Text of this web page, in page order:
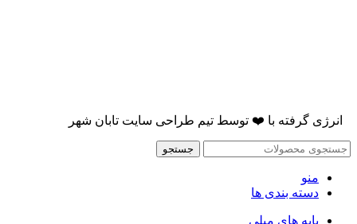
انرژی گرفته با ❤️ توسط تیم طراحی سایت تابان شهر
جستجو
منو
دسته بندی ها
پایه های مبلی